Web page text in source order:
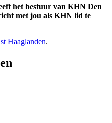
het bestuur van KHN Den
met jou als KHN lid te
Haaglanden.